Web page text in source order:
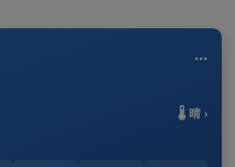
...
🌡️ 晴 ›